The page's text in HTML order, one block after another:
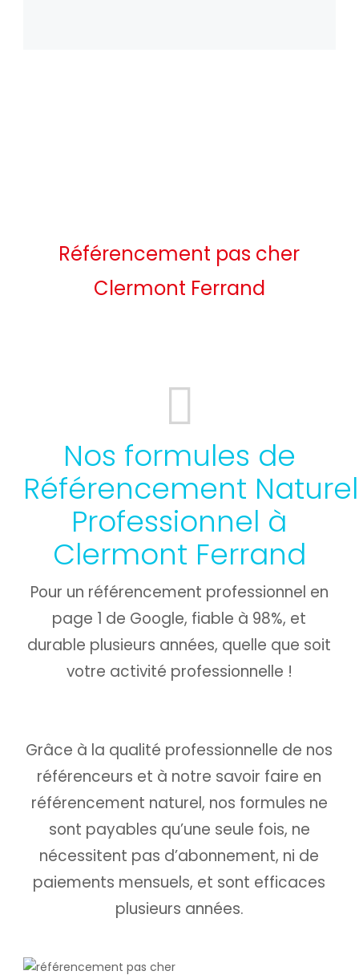
Référencement pas cher
Clermont Ferrand
Nos formules de
Référencement Naturel
Professionnel à
Clermont Ferrand
Pour un référencement professionnel en
page 1 de Google, fiable à 98%, et
durable plusieurs années, quelle que soit
votre activité professionnelle !
Grâce à la qualité professionnelle de nos
référenceurs et à notre savoir faire en
référencement naturel, nos formules ne
sont payables qu’une seule fois, ne
nécessitent pas d’abonnement, ni de
paiements mensuels, et sont efficaces
plusieurs années.